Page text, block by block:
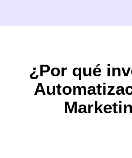
¿Por qué